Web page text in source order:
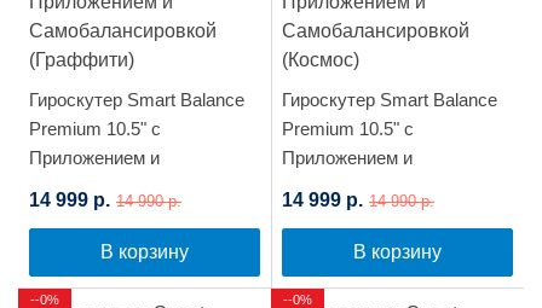
Гироскутер Smart Balance
Premium 10.5" с
Приложением и
(Граффити)
14 999 р. 14 990 р.
В корзину
Гироскутер Smart Balance
Premium 10.5" с
Приложением и
(Космос)
14 999 р. 14 990 р.
В корзину
--0% --0%